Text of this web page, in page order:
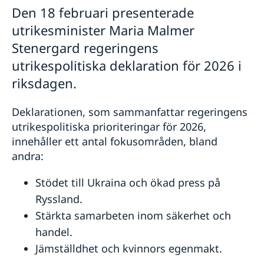
Competent Swedish Authority to issue Apostille
Äktenskapscertifikat
Förnya svenskt körkort
Avgifter
Vi är en resurs för svenska företag
Team Sweden
Så kan du få stöd
Svenska företag i Kina
Anmäl handelshinder
Den 18 februari presenterade
utrikesminister Maria Malmer
Stenergard regeringens
utrikespolitiska deklaration för 2026 i
riksdagen.
Deklarationen, som sammanfattar regeringens
utrikespolitiska prioriteringar för 2026,
innehåller ett antal fokusområden, bland
andra:
Stödet till Ukraina och ökad press på
Ryssland.
Stärkta samarbeten inom säkerhet och
handel.
Jämställdhet och kvinnors egenmakt.